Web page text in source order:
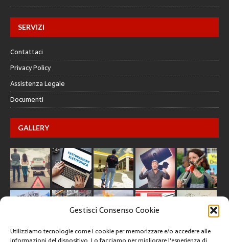
Gestisci Consenso Cookie
Utilizziamo tecnologie come i cookie per memorizzare e/o accedere alle
SERVIZI
Contattaci
Privacy Policy
Assistenza Legale
Documenti
GALLERY